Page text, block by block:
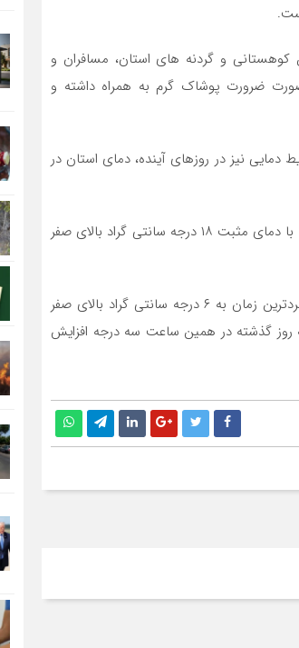
و گردنه های استان، مسافران و
ضرورت پوشاک گرم به همراه داشته و
نیز در روزهای آینده، دمای استان در
امیدفر، ادامه داد: در ۲۴ ساعت گذشته، ورزقان با دمای منفی یک درجه و جلفا با دمای مثبت ۱۸ درجه سانتی گراد بالای صفر
وی یادآور شد: در این بازه زمانی، دمای تبریز در گرمترین زمان به ۱۵ و در سردترین زمان به ۶ درجه سانتی گراد بالای صفر
که نسبت به روز گذشته در همین ساعت سه درجه افزایش